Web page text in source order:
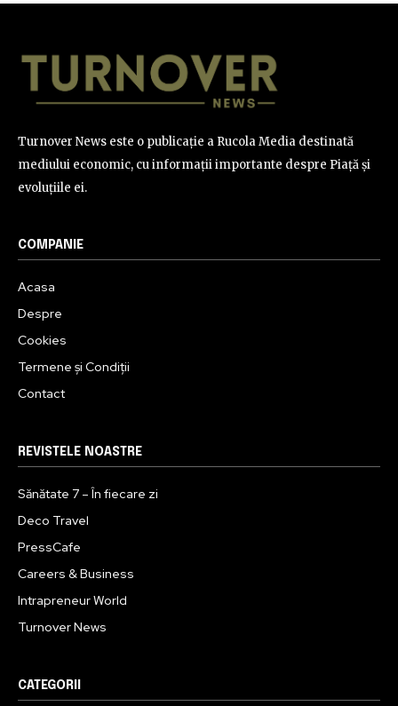
Turnover News este o publicație a Rucola Media destinată
mediului economic, cu informații importante despre Piață și
evoluțiile ei.
COMPANIE
Acasa
Despre
Cookies
Termene și Condiții
Contact
REVISTELE NOASTRE
Sănătate 7 – În fiecare zi
Deco Travel
PressCafe
Careers & Business
Intrapreneur World
Turnover News
CATEGORII